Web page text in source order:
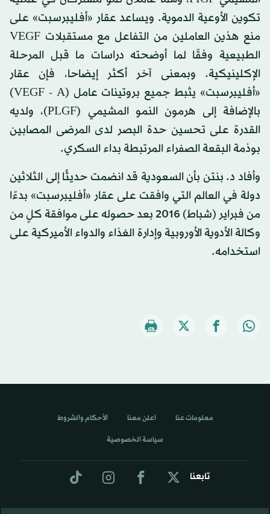
تكوين الأوعية الدموية. ويساعد عقار «أفليبرسبت» على
منع هذين العاملين من التفاعل مع مستقبلات VEGF
الطبيعية وفقًا لما أوضحته دراسات ما قبل المرحلة
الإكلينيكية. وبمعنى آخر أكثر إيضاحا، فإن عقار
«أفليبرسبت» يثبط جميع بروتينات عامل (VEGF - A)
بالإضافة إلى هرمون النمو المشيمي (PLGF)، ولديه
القدرة على تحسين حدة البصر لدى المرضى المصابين
بوذمة البقعة الصفراء المرتبطة بداء السكري.
وأفاد د. بنتن بأن السعودية قد انضمت حديثًا إلى الثلاثين
دولة في العالم التي وافقت على عقار «أفليبرسبت» بدءًا
من فبراير (شباط) 2016 بعد حصوله على موافقة كلٍ من
وكالة الأدوية الأوروبية وإدارة الغذاء والدواء الأميركية على
استخدامه.
تابعنا
معلومات عنا اعلن معنا الأحكام والشروط
سياسة الخصوصية